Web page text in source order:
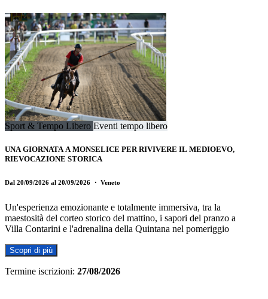
Sport & Tempo Libero Eventi tempo libero
UNA GIORNATA A MONSELICE PER RIVIVERE IL MEDIOEVO,
RIEVOCAZIONE STORICA
Dal 20/09/2026 al 20/09/2026 ・ Veneto
Un'esperienza emozionante e totalmente immersiva, tra la
maestosità del corteo storico del mattino, i sapori del pranzo a
Villa Contarini e l'adrenalina della Quintana nel pomeriggio
Scopri di più
Termine iscrizioni: 27/08/2026